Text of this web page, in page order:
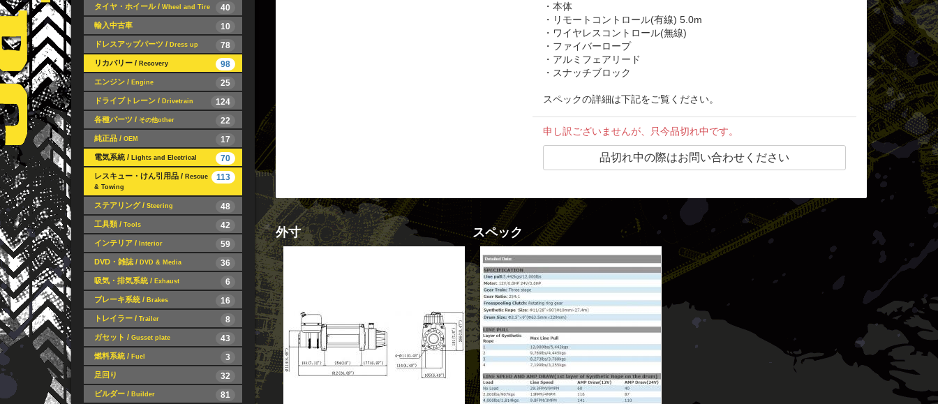
・本体
・リモートコントロール(有線) 5.0m
・ワイヤレスコントロール(無線)
・ファイバーロープ
・アルミフェアリード
・スナッチブロック
スペックの詳細は下記をご覧ください。
申し訳ございませんが、只今品切れ中です。
外寸 スペック
40
タイヤ・ホイール / Wheel and Tire
10
輸入中古車
78
ドレスアップパーツ / Dress up
98
リカバリー / Recovery
25
エンジン / Engine
124
ドライブトレーン / Drivetrain
22
各種パーツ / その他other
17
純正品 / OEM
70
電気系統 / Lights and Electrical
113
レスキュー・けん引用品 / Rescue
& Towing
48
ステアリング / Steering
42
工具類 / Tools
59
インテリア / Interior
36
DVD・雑誌 / DVD & Media
6
吸気・排気系統 / Exhaust
16
ブレーキ系統 / Brakes
8
トレイラー / Trailer
43
ガセット / Gusset plate
3
燃料系統 / Fuel
32
足回り
81
ビルダー / Builder